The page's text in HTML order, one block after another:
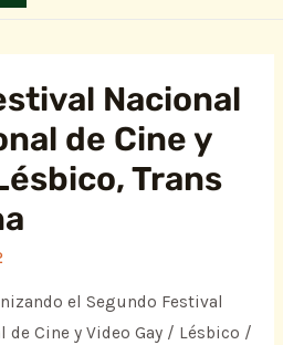
Nacional
de Cine y
Trans
el Segundo Festival
Cine y Video Gay / Lésbico /